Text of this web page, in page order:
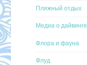
Пляжный отдых
Медиа о дайвинге
Флора и фауна
Флуд